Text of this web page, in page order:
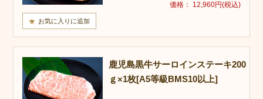
価格： 12,960円(税込)
鹿児島黒牛サーロインステーキ200
ｇ×1枚[A5等級BMS10以上]